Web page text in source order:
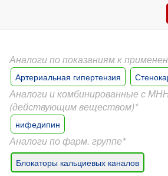
Аналоги по показаниям к
Артериальная гипертензия
Аналоги и комбинированные с
(действующим веществом)*
нифедипин
Аналоги по фарм. группе*
Блокаторы кальциевых каналов